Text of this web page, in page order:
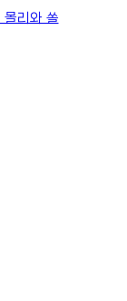
몰리와 쏠